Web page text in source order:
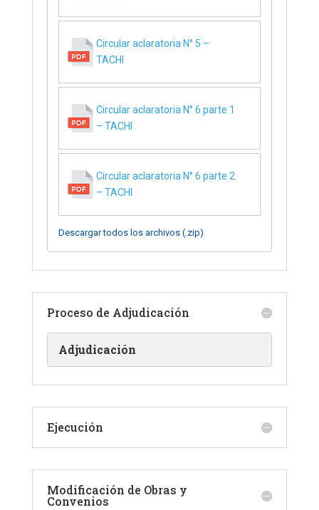
Circular aclaratoria N° 5 –
TACHI
Circular aclaratoria N° 6 parte 1
– TACHI
Circular aclaratoria N° 6 parte 2
– TACHI
Descargar todos los archivos (.zip)
Proceso de Adjudicación
Adjudicación
Ejecución
Modificación de Obras y
Convenios